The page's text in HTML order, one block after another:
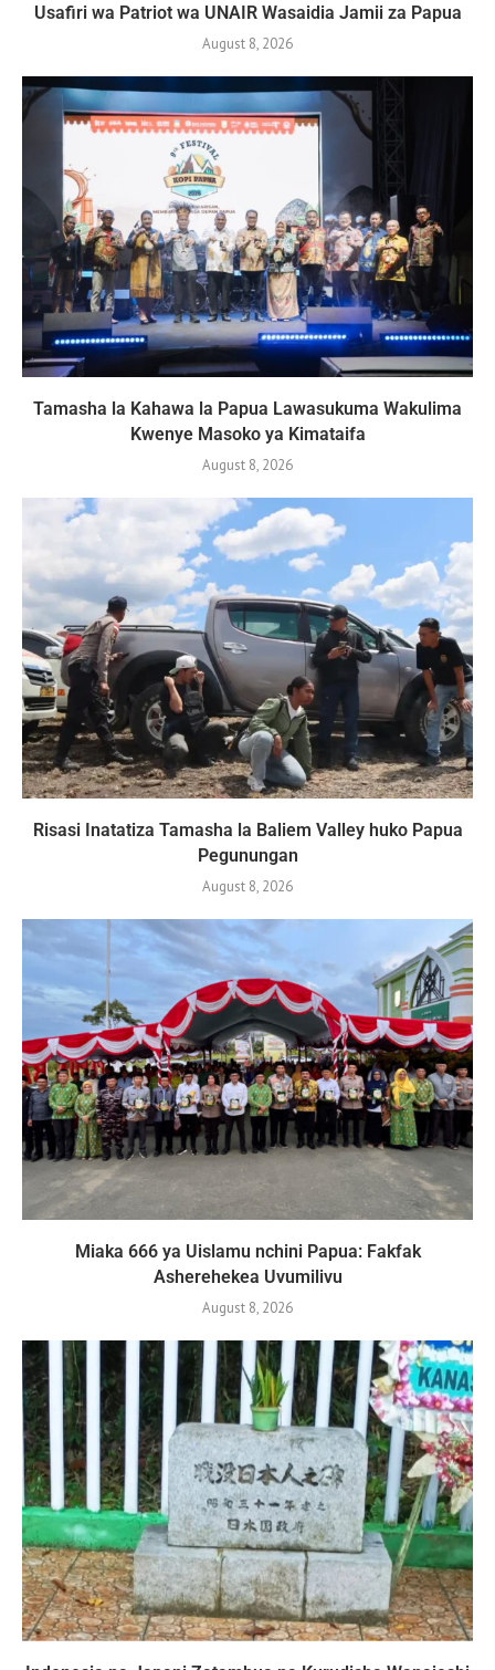
Usafiri wa Patriot wa UNAIR Wasaidia Jamii za Papua
August 8, 2026
Tamasha la Kahawa la Papua Lawasukuma Wakulima
Kwenye Masoko ya Kimataifa
August 8, 2026
Risasi Inatatiza Tamasha la Baliem Valley huko Papua
Pegunungan
August 8, 2026
Miaka 666 ya Uislamu nchini Papua: Fakfak
Asherehekea Uvumilivu
August 8, 2026